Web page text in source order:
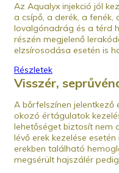
Az Aqualyx injekció jól
a csípő, a derék, a fenék,
lovalgónadrág és a térd
részén megjelenő
elzsírosodása esetén is
Részletek
Visszér,
A bőrfelszínen
okozó értágulatok
lehetőséget biztosít nem
lévő erek kezelése
erekben található
megsérült hajszálér